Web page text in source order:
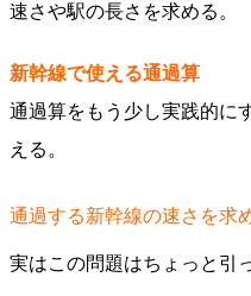
速さや駅の長さを求める。
新幹線で使える通過算
通過算をもう少し実践的に
える。
通過する新幹線の速さを求
実はこの問題はちょっと引